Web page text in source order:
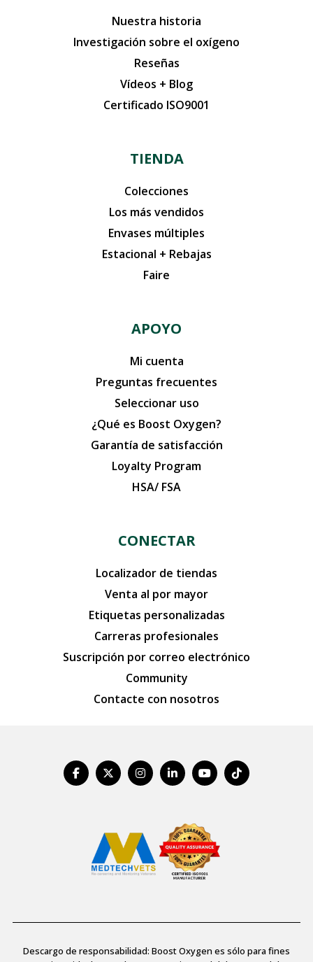
Nuestra historia
Investigación sobre el oxígeno
Reseñas
Vídeos + Blog
Certificado ISO9001
TIENDA
Colecciones
Los más vendidos
Envases múltiples
Estacional + Rebajas
Faire
APOYO
Mi cuenta
Preguntas frecuentes
Seleccionar uso
¿Qué es Boost Oxygen?
Garantía de satisfacción
Loyalty Program
HSA/ FSA
CONECTAR
Localizador de tiendas
Venta al por mayor
Etiquetas personalizadas
Carreras profesionales
Suscripción por correo electrónico
Community
Contacte con nosotros
Descargo de responsabilidad: Boost Oxygen es sólo para fines